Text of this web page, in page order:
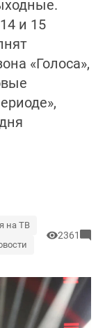
и 15
«Голоса»,
на ТВ
2361